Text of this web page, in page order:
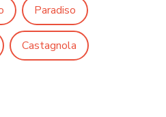
Paradiso
Castagnola